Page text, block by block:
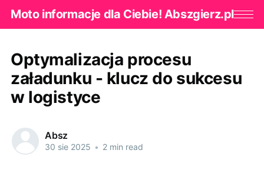
Moto informacje dla Ciebie! Abszgierz.pl
Optymalizacja procesu
załadunku - klucz do sukcesu
w logistyce
Absz
30 sie 2025 • 2 min read